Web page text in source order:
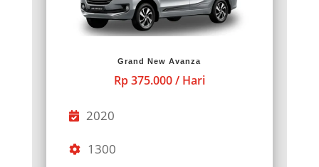
Grand New Avanza
Rp 375.000 / Hari
2020
1300